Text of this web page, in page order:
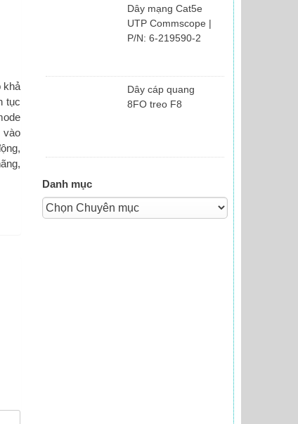
khả
tục
vào
Dây mạng Cat5e
UTP Commscope |
P/N: 6-219590-2
Dây cáp quang
8FO treo F8
Danh mục